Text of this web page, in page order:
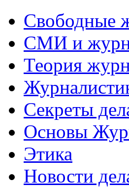
Свободные
СМИ и
Теория
Секреты
Основы
Этика
Новости